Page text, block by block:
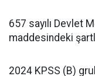
657 sayılı Devlet
maddesindeki
2024 KPSS (B)